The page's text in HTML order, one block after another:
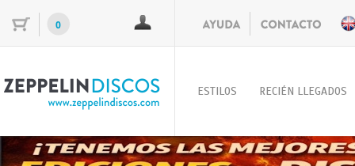
0
ESTILOS RECIÉN LLEGADOS